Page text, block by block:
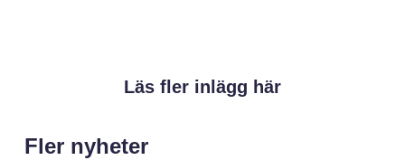
Läs fler inlägg här
Fler nyheter